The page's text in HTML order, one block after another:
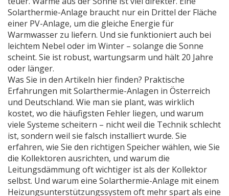
Solarthermie-Anlage braucht nur ein Drittel der Fläche
einer PV-Anlage, um die gleiche Energie für
Warmwasser zu liefern. Und sie funktioniert auch bei
leichtem Nebel oder im Winter – solange die Sonne
scheint. Sie ist robust, wartungsarm und hält 20 Jahre
oder länger.
Was Sie in den Artikeln hier finden? Praktische
Erfahrungen mit Solarthermie-Anlagen in Österreich
und Deutschland. Wie man sie plant, was wirklich
kostet, wo die häufigsten Fehler liegen, und warum
viele Systeme scheitern – nicht weil die Technik schlecht
ist, sondern weil sie falsch installiert wurde. Sie
erfahren, wie Sie den richtigen Speicher wählen, wie Sie
die Kollektoren ausrichten, und warum die
Leitungsdämmung oft wichtiger ist als der Kollektor
selbst. Und warum eine Solarthermie-Anlage mit einem
Heizungsunterstützungssystem oft mehr spart als eine